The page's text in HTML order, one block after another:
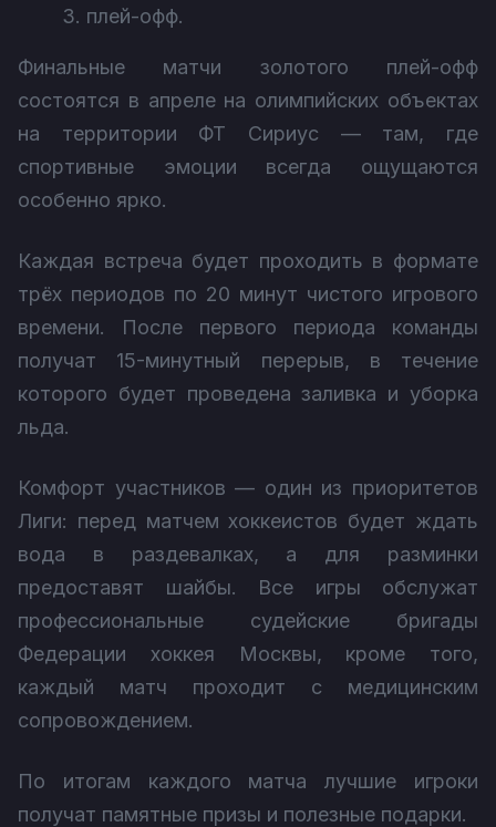
3. плей-офф.
Финальные матчи золотого плей-офф
состоятся в апреле на олимпийских объектах
на территории ФТ Сириус — там, где
спортивные эмоции всегда ощущаются
особенно ярко.
Каждая встреча будет проходить в формате
трёх периодов по 20 минут чистого игрового
времени. После первого периода команды
получат 15-минутный перерыв, в течение
которого будет проведена заливка и уборка
льда.
Комфорт участников — один из приоритетов
Лиги: перед матчем хоккеистов будет ждать
вода в раздевалках, а для разминки
предоставят шайбы. Все игры обслужат
профессиональные судейские бригады
Федерации хоккея Москвы, кроме того,
каждый матч проходит с медицинским
сопровождением.
По итогам каждого матча лучшие игроки
получат памятные призы и полезные подарки.